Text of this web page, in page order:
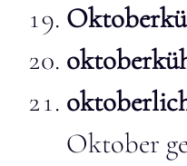
Oktober